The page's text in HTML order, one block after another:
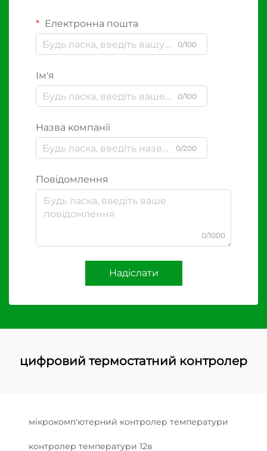
Електронна пошта
0/100
Ім'я
0/100
Назва компанії
0/200
Повідомлення
0/1000
Надіслати
цифровий термостатний контролер
мікрокомп'ютерний контролер температури
контролер температури 12в